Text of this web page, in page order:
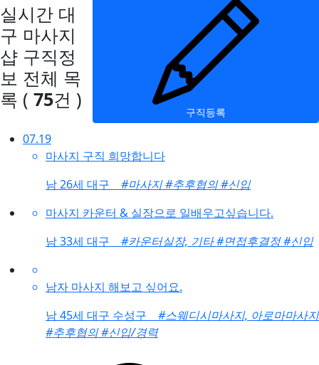
실시간 대
구 마사지
샵 구직정
보 전체 목
록 ( 75건 )
구직등록
07.19
마사지 구직 희망합니다
남26세 대구 #마사지#추후협의#신입
마사지 카운터 & 실장으로 일배우고싶습니다.
남33세 대구 #카운터실장, 기타#면접후결정#신입
남자 마사지 해보고 싶어요.
남45세 대구 수성구 #스웨디시마사지, 아로마마사지
#추후협의#신입/경력